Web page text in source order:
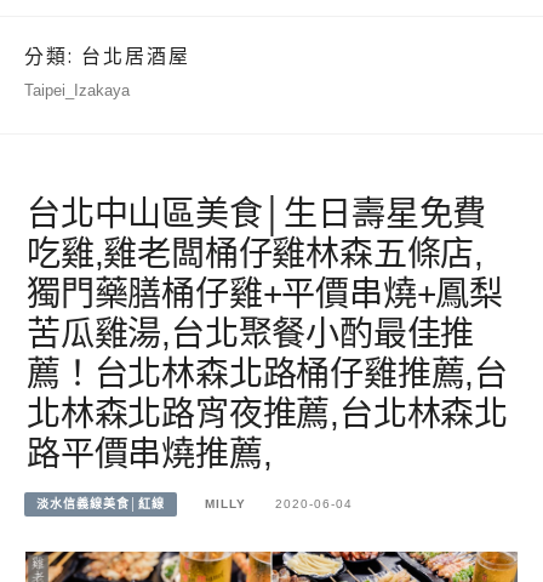
分類: 台北居酒屋
Taipei_Izakaya
台北中山區美食│生日壽星免費
吃雞,雞老闆桶仔雞林森五條店,
獨門藥膳桶仔雞+平價串燒+鳳梨
苦瓜雞湯,台北聚餐小酌最佳推
薦！台北林森北路桶仔雞推薦,台
北林森北路宵夜推薦,台北林森北
路平價串燒推薦,
淡水信義線美食│紅線 MILLY 2020-06-04